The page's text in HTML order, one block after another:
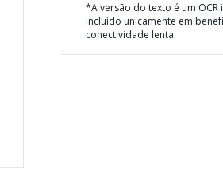
*A versão do texto é um OCR
incluído unicamente em
conectividade lenta.